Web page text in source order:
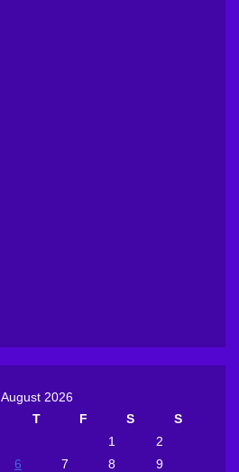
August 2026
T F S
S
1
2
6 7 8 9